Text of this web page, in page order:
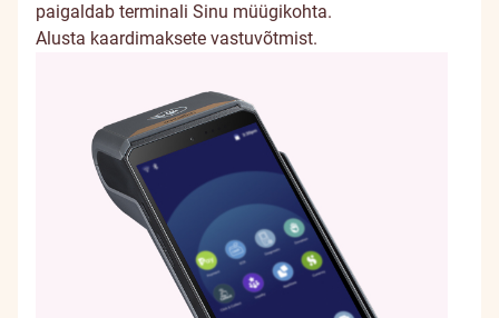
paigaldab terminali Sinu müügikohta.
Alusta kaardimaksete vastuvõtmist.